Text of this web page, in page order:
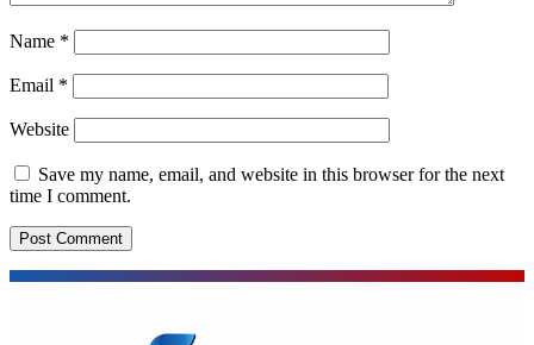
Name *
Email *
Website
Save my name, email, and website in this browser for the next
time I comment.